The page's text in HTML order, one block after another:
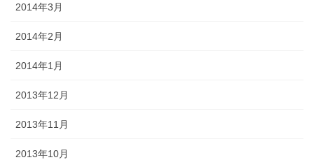
2014年3月
2014年2月
2014年1月
2013年12月
2013年11月
2013年10月